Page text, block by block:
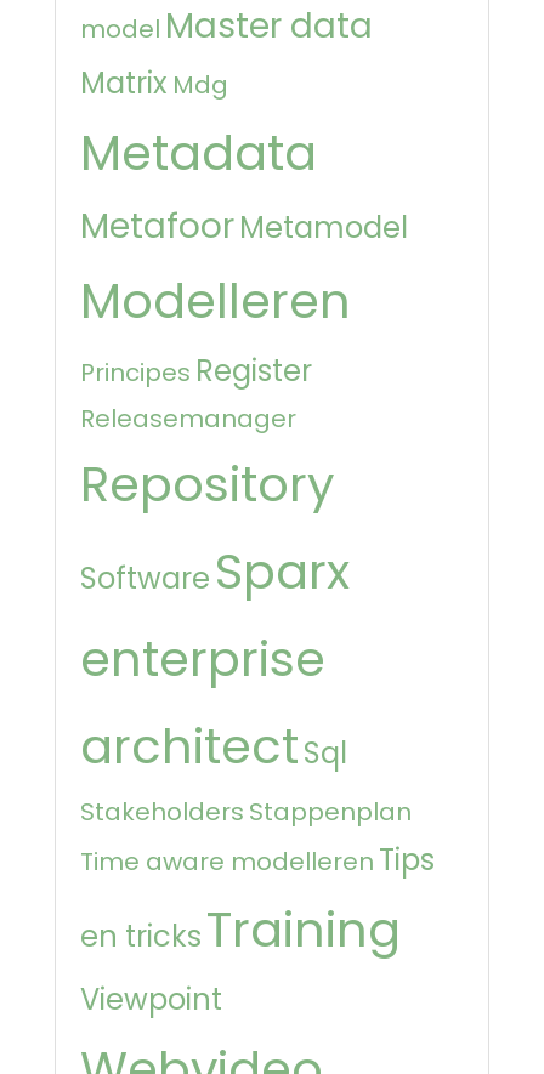
model Master data
Matrix Mdg
Metadata
MetafoorMetamodel
Modelleren
Principes Register
Releasemanager
Repository
Software Sparx
enterprise
architectSql
Stakeholders Stappenplan
Time aware modelleren Tips
en tricksTraining
Viewpoint